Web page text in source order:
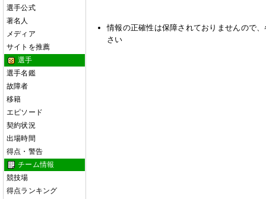
選手公式
著名人
メディア
サイトを推薦
選手
選手名鑑
故障者
移籍
エピソード
契約状況
出場時間
得点・警告
チーム情報
競技場
得点ランキング
情報の正確性は保障されておりませんので
さい